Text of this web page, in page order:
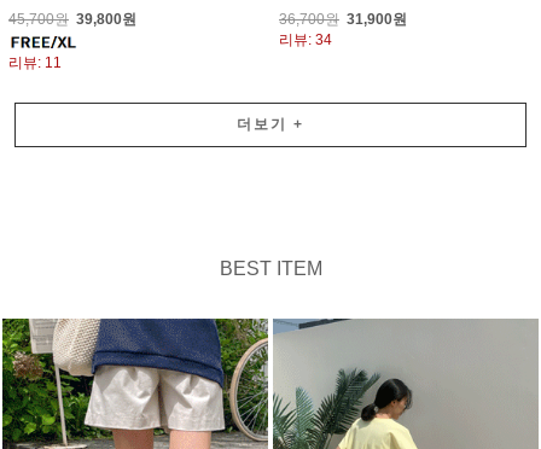
45,700원 39,800원
리뷰: 11
36,700원 31,900원
리뷰: 34
더보기 +
BEST ITEM